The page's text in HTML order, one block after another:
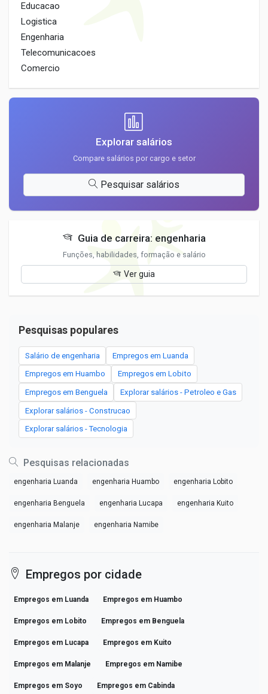
Educacao
Logistica
Engenharia
Telecomunicacoes
Comercio
Explorar salários
Compare salários por cargo e setor
Pesquisar salários
Guia de carreira: engenharia
Funções, habilidades, formação e salário
Ver guia
Pesquisas populares
Salário de engenharia Empregos em Luanda
Empregos em Huambo Empregos em Lobito
Empregos em Benguela Explorar salários - Petroleo e Gas
Explorar salários - Construcao
Explorar salários - Tecnologia
Pesquisas relacionadas
engenharia Luanda engenharia Huambo engenharia Lobito
engenharia Benguela engenharia Lucapa engenharia Kuito
engenharia Malanje engenharia Namibe
Empregos por cidade
Empregos em Luanda Empregos em Huambo
Empregos em Lobito Empregos em Benguela
Empregos em Lucapa Empregos em Kuito
Empregos em Malanje Empregos em Namibe
Empregos em Soyo Empregos em Cabinda